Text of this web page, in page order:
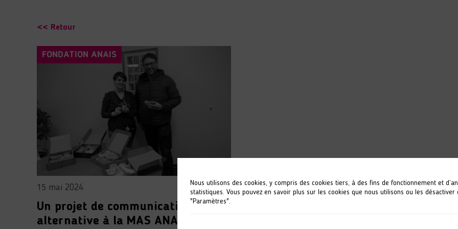
<< Retour
FONDATION ANAIS
15 mai 2024
Un projet de communication
alternative à la MAS ANAIS de
Nous utilisons des cookies, y compris des cookies tiers, à des fins de fonctionnement et
statistiques. Vous pouvez en savoir plus sur les cookies que nous utilisons ou les désactiver
"Paramètres".